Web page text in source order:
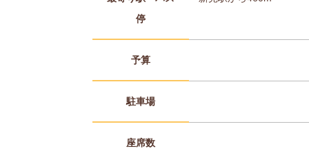
停
予算
駐車場
座席数